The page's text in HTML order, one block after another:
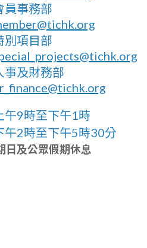
員事務部
別項目部
事及財務部
午9時至下午1時
午2時至下午5時30分
日及公眾假期休息